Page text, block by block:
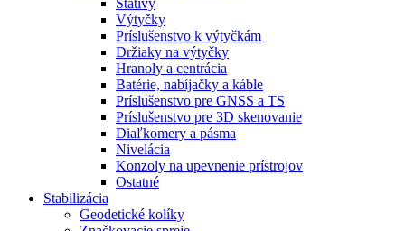
Výtyčky
Príslušenstvo k výtyčkám
Držiaky na výtyčky
Hranoly a centrácia
Batérie, nabíjačky a káble
Príslušenstvo pre GNSS a TS
Príslušenstvo pre 3D skenovanie
Diaľkomery a pásma
Nivelácia
Konzoly na upevnenie prístrojov
Ostatné
Stabilizácia
Geodetické kolíky